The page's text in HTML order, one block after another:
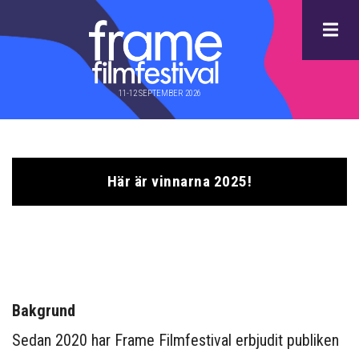
11-12 SEPTEMBER 2026
OinloggadHär är vinnarna 2025!
Bakgrund
Sedan 2020 har Frame Filmfestival erbjudit publiken